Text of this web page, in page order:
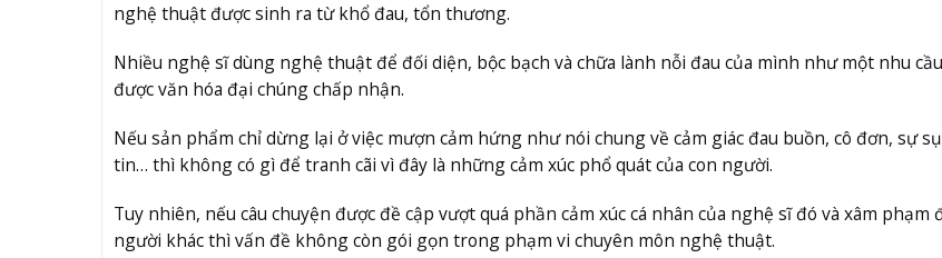
nghệ thuật được sinh ra từ khổ đau, tổn thương.
Nhiều nghệ sĩ dùng nghệ thuật để đối diện, bộc bạch và chữa lành nỗi đau của mình như một nhu
được văn hóa đại chúng chấp nhận.
Nếu sản phẩm chỉ dừng lại ở việc mượn cảm hứng như nói chung về cảm giác đau buồn, cô đơn, sự
tin… thì không có gì để tranh cãi vì đây là những cảm xúc phổ quát của con người.
Tuy nhiên, nếu câu chuyện được đề cập vượt quá phần cảm xúc cá nhân của nghệ sĩ đó và xâm phạm
người khác thì vấn đề không còn gói gọn trong phạm vi chuyên môn nghệ thuật.